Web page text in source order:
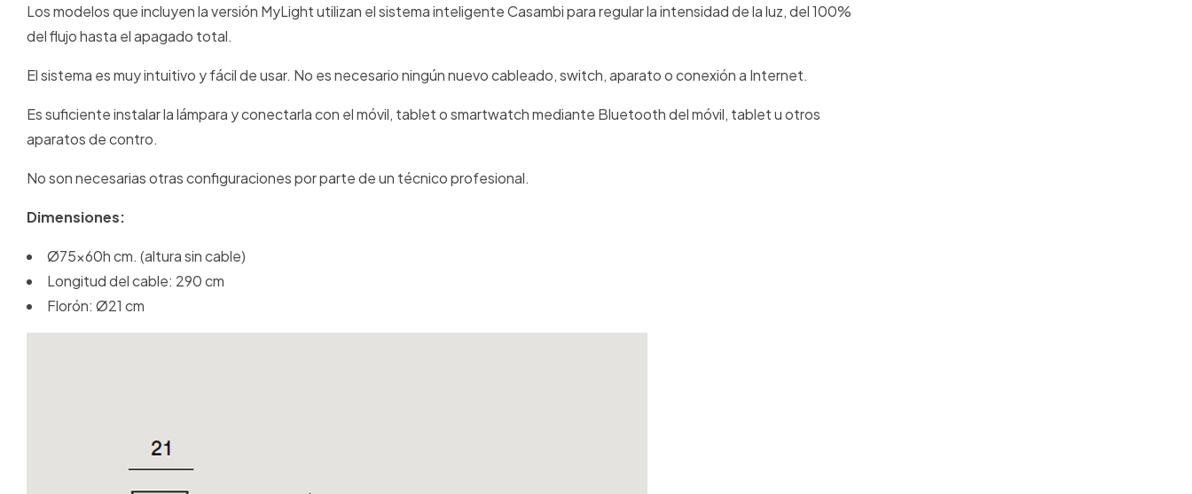
Los modelos que incluyen la versión MyLight utilizan el sistema inteligente Casambi para regular la intensidad de la luz, del 100%
del flujo hasta el apagado total.
El sistema es muy intuitivo y fácil de usar. No es necesario ningún nuevo cableado, switch, aparato o conexión a Internet.
Es suficiente instalar la lámpara y conectarla con el móvil, tablet o smartwatch mediante Bluetooth del móvil, tablet u otros
aparatos de contro.
No son necesarias otras configuraciones por parte de un técnico profesional.
Dimensiones:
Ø75x60h cm. (altura sin cable)
Longitud del cable: 290 cm
Florón: Ø21 cm